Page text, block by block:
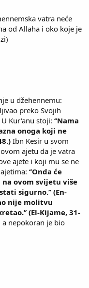
vatra neće
od Allaha i oko koje je
u džehennemu:
preko Svojih
Kur'anu stoji: ‘’Nama
onoga koji ne
Ibn Kesir u svom
ajetu da je vatra
ajete i koji mu se ne
‘’Onda će
ovom svijetu više
sigurno.’’ (En-
nije molitvu
(El-Kijame, 31-
a nepokoran je bio